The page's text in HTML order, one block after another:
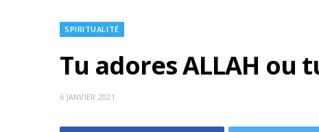
SPIRITUALITÉ
Tu adores ALLAH ou
6 JANVIER 2021